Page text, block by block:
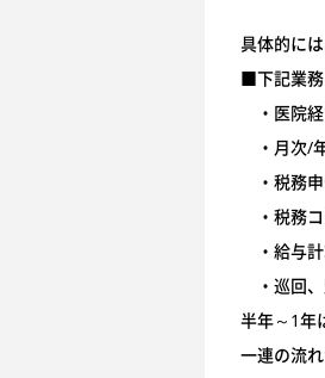
具体的に
■下記業務
・医院経
・月次/
・税務
・税務コ
・給与
・巡回
半年～1年
一連の流